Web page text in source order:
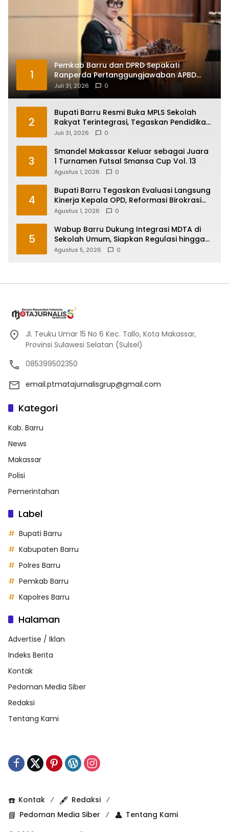
1
Pemkab Barru dan DPRD Sepakati
Ranperda Pertanggungjawaban APBD
2025, Perkuat Komitmen Tata Kelola dan
Perlindungan Anak
Juli 31, 2026 0
2
Bupati Barru Resmi Buka MPLS Sekolah
Rakyat Terintegrasi, Tegaskan Pendidikan
Kunci Masa Depan Generasi
Juli 31, 2026 0
3
Smandel Makassar Keluar sebagai Juara
1 Turnamen Futsal Smansa Cup Vol. 13
Agustus 1, 2026 0
4
Bupati Barru Tegaskan Evaluasi Langsung
Kinerja Kepala OPD, Reformasi Birokrasi
Jadi Prioritas
Agustus 1, 2026 0
5
Wabup Barru Dukung Integrasi MDTA di
Sekolah Umum, Siapkan Regulasi hingga
Tim Khusus
Agustus 5, 2026 0
Jl. Teuku Umar 15 No 6 Kec. Tallo, Kota Makassar,
Provinsi Sulawesi Selatan (Sulsel)
085399502350
email.ptmatajurnalisgrup@gmail.com
Kategori
Kab. Barru
News
Makassar
Polisi
Pemerintahan
Label
Bupati Barru
Kabupaten Barru
Polres Barru
Pemkab Barru
Kapolres Barru
Halaman
Advertise / Iklan
Indeks Berita
Kontak
Pedoman Media Siber
Redaksi
Tentang Kami
☎️ Kontak 🖋️ Redaksi
📘 Pedoman Media Siber 👤 Tentang Kami